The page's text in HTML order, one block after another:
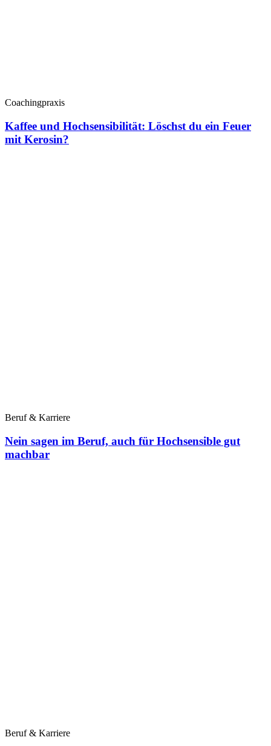
Coachingpraxis
Kaffee und Hochsensibilität: Löschst du ein Feuer
mit Kerosin?
Beruf & Karriere
Nein sagen im Beruf, auch für Hochsensible gut
machbar
Beruf & Karriere